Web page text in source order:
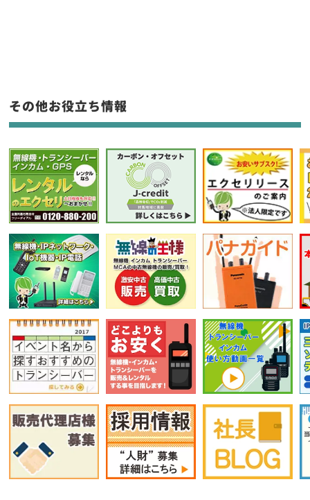
フリーワード入力(製品名等)
選択条件をリセット
その他お役立ち情報